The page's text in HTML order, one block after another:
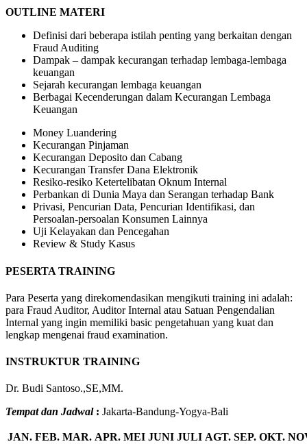
OUTLINE MATERI
Definisi dari beberapa istilah penting yang berkaitan dengan
Fraud Auditing
Dampak – dampak kecurangan terhadap lembaga-lembaga
keuangan
Sejarah kecurangan lembaga keuangan
Berbagai Kecenderungan dalam Kecurangan Lembaga
Keuangan
Money Luandering
Kecurangan Pinjaman
Kecurangan Deposito dan Cabang
Kecurangan Transfer Dana Elektronik
Resiko-resiko Ketertelibatan Oknum Internal
Perbankan di Dunia Maya dan Serangan terhadap Bank
Privasi, Pencurian Data, Pencurian Identifikasi, dan
Persoalan-persoalan Konsumen Lainnya
Uji Kelayakan dan Pencegahan
Review & Study Kasus
PESERTA TRAINING
Para Peserta yang direkomendasikan mengikuti training ini adalah:
para Fraud Auditor, Auditor Internal atau Satuan Pengendalian
Internal yang ingin memiliki basic pengetahuan yang kuat dan
lengkap mengenai fraud examination.
INSTRUKTUR TRAINING
Dr. Budi Santoso.,SE,MM.
Tempat dan Jadwal: Jakarta-Bandung-Yogya-Bali
JAN. FEB. MAR. APR. MEI JUNI JULI AGT. SEP. OKT.